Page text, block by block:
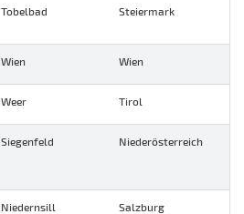
Tobelbad Steiermark
Wien Wien
Weer Tirol
Siegenfeld Niederösterreich
Niedernsill Salzburg